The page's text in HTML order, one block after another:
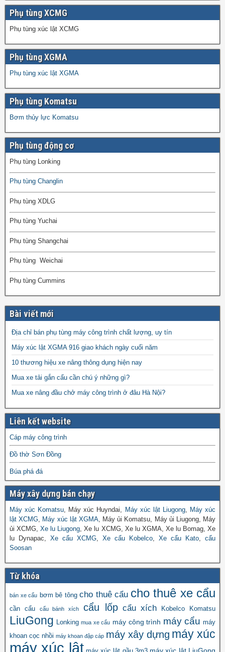
Phụ tùng XCMG
Phụ tùng xúc lật XCMG
Phụ tùng XGMA
Phụ tùng xúc lật XGMA
Phụ tùng Komatsu
Bơm thủy lực Komatsu
Phụ tùng động cơ
Phụ tùng Lonking
Phụ tùng Changlin
Phụ tùng XDLG
Phụ tùng Yuchai
Phụ tùng Shangchai
Phụ tùng Weichai
Phụ tùng Cummins
Bài viết mới
Địa chỉ bán phụ tùng máy công trình chất lượng, uy tín
Máy xúc lật XGMA 916 giao khách ngày cuối năm
10 thương hiệu xe nâng thông dụng hiện nay
Mua xe tải gắn cẩu cần chú ý những gì?
Mua xe nâng đầu chở máy công trình ở đâu Hà Nội?
Liên kết website
Cáp máy công trình
Đồ thờ Sơn Đồng
Búa phá đá
Máy xây dựng bán chạy
Máy xúc Komatsu , Máy xúc Huyndai, Máy xúc lật Liugong, Máy xúc
lật XCMG Máy xúc lật XGMA, Máy ủi Komatsu, Máy ủi Liugong, Máy
ủi XCMG,Xe lu Liugong , Xe lu XCMG, Xe lu XGMA, Xe lu Bomag, Xe
lu Dynapac, Xe cẩu XCMG Xe cẩu Kobelco Xe cẩu Kato
cẩu
Soosan
Từ khóa
bán xe cẩu bơm bê tông cho thuê cẩu cho thuê xe cẩu
cần cẩu cẩu bánh xích cẩu lốp cẩu xích Kobelco Komatsu
LiuGong Lonking mua xe cẩu máy công trình máy cẩu máy
khoan cọc nhồi máy khoan đập cáp máy xây dựng máy xúc
máy xúc lật máy xúc lật LiuGong